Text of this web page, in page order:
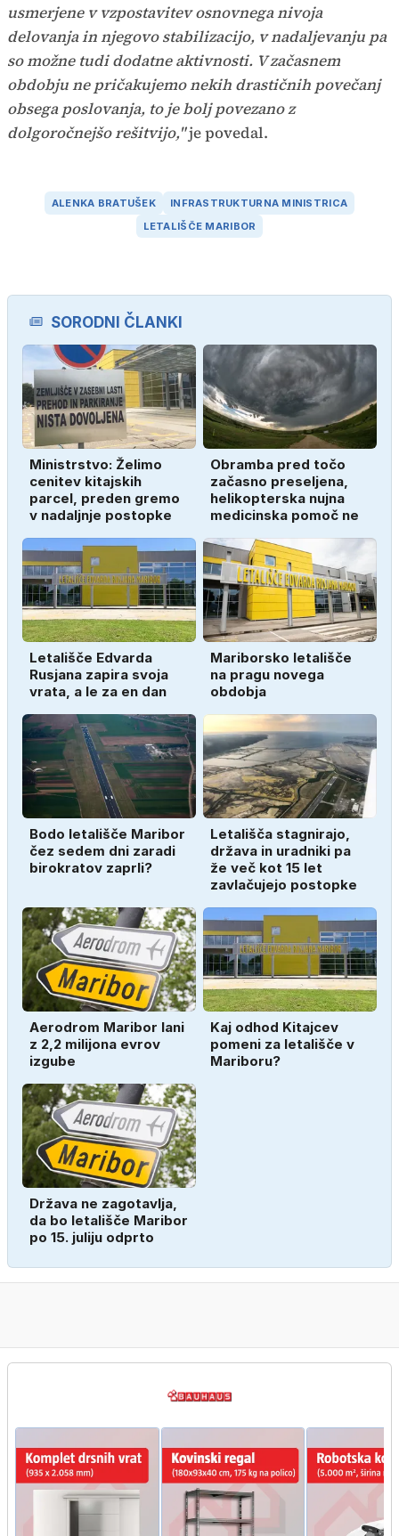
usmerjene v vzpostavitev osnovnega nivoja
delovanja in njegovo stabilizacijo, v nadaljevanju pa
so možne tudi dodatne aktivnosti. V začasnem
obdobju ne pričakujemo nekih drastičnih povečanj
obsega poslovanja, to je bolj povezano z
dolgoročnejšo rešitvijo,"je povedal.
ALENKA BRATUŠEK
INFRASTRUKTURNA MINISTRICA
LETALIŠČE MARIBOR
SORODNI ČLANKI
Ministrstvo: Želimo
cenitev kitajskih
parcel, preden gremo
v nadaljnje postopke
Obramba pred točo
začasno preseljena,
helikopterska nujna
medicinska pomoč ne
Letališče Edvarda
Rusjana zapira svoja
vrata, a le za en dan
Mariborsko letališče
na pragu novega
obdobja
Bodo letališče Maribor
čez sedem dni zaradi
birokratov zaprli?
Letališča stagnirajo,
država in uradniki pa
že več kot 15 let
zavlačujejo postopke
Aerodrom Maribor lani
z 2,2 milijona evrov
izgube
Kaj odhod Kitajcev
pomeni za letališče v
Mariboru?
Država ne zagotavlja,
da bo letališče Maribor
po 15. juliju odprto